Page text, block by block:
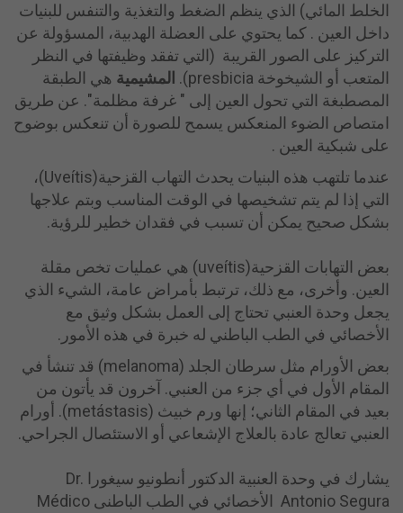
الخلط المائي) الذي ينظم الضغط والتغذية والتنفس للبنيات
داخل العين . كما يحتوي على العضلة الهدبية، المسؤولة عن
التركيز على الصور القريبة (التي تفقد وظيفتها في النظر
المتعب أو الشيخوخة presbicia).
المشيمية هي الطبقة
المصطبغة التي تحول العين إلى " غرفة مظلمة". عن طريق
امتصاص الضوء المنعكس يسمح للصورة أن تنعكس بوضوح
على شبكية العين .
عندما تلتهب هذه البنيات يحدث التهاب القزحية(Uveítis)،
التي إذا لم يتم تشخيصها في الوقت المناسب وبتم علاجها
بشكل صحيح يمكن أن تسبب في فقدان خطير للرؤية.
بعض التهابات القزحية(uveítis) هي عمليات تخص مقلة
العين. وأخرى، مع ذلك، ترتبط بأمراض عامة، الشيء الذي
يجعل وحدة العنبي تحتاج إلى العمل بشكل وثيق مع
الأخصائي في الطب الباطني له خبرة في هذه الأمور.
بعض الأورام مثل سرطان الجلد (melanoma) قد تنشأ في
المقام الأول في أي جزء من العنبي. آخرون قد يأتون من
بعيد في المقام الثاني؛ إنها ورم خبيث (metástasis). أورام
العنبي تعالج عادة بالعلاج الإشعاعي أو الاستئصال الجراحي.
يشارك في وحدة العنبية الدكتور أنطونيو سيغورا Dr.
Antonio Segura الأخصائي في الطب الباطنى Médico